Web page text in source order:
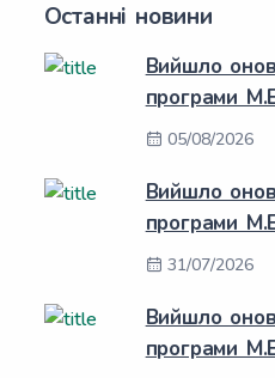
Останні новини
Вийшло
програми
05/08/2026
Вийшло
програми
31/07/2026
Вийшло
програми